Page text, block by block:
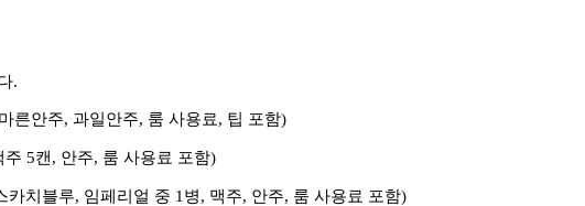
.
마른안주, 과일안주, 룸 사용료, 팁 포함)
주 5캔 , 안주, 룸 사용료 포함)
카치블루, 임페리얼 중 1 병, 맥주, 안주, 룸 사용료 포함)